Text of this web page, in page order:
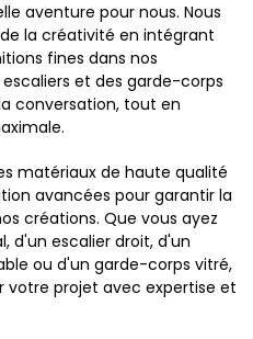
aventure pour nous. Nous
la créativité en intégrant
fines dans nos
et des garde-corps
conversation, tout en
matériaux de haute qualité
avancées pour garantir la
créations. Que vous ayez
d'un escalier droit, d'un
ou d'un garde-corps vitré,
votre projet avec expertise et